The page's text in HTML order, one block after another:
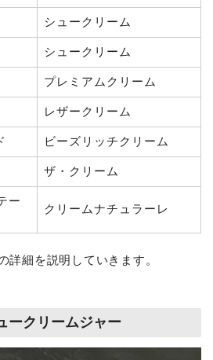
シュークリーム
シュークリーム
プレミアムクリーム
レザークリーム
ビーズリッチクリーム
ザ・クリーム
ー
クリームナチュラーレ
詳細を説明していきます。
ークリームジャー